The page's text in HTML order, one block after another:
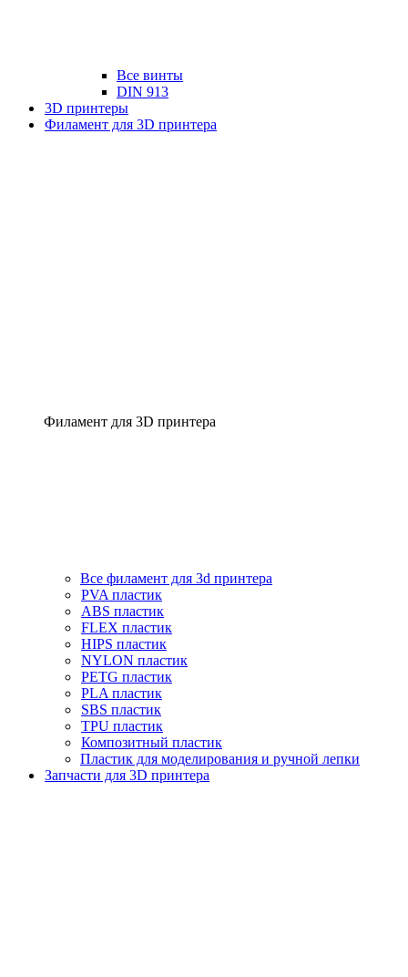
Все винты
DIN 913
3D принтеры
Филамент для 3D принтера
Филамент для 3D принтера
Все филамент для 3d принтера
PVA пластик
ABS пластик
FLEX пластик
HIPS пластик
NYLON пластик
PETG пластик
PLA пластик
SBS пластик
TPU пластик
Композитный пластик
Пластик для моделирования и ручной лепки
Запчасти для 3D принтера